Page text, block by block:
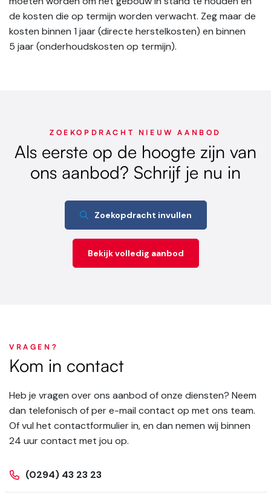
de kosten die op termijn worden verwacht. Zeg maar de
kosten binnen 1 jaar (directe herstelkosten) en binnen
5 jaar (onderhoudskosten op termijn).
ZOEKOPDRACHT NIEUW AANBOD
Als eerste op de hoogte zijn van
ons aanbod? Schrijf je nu in
Zoekopdracht invullen
Bekijk volledig aanbod
VRAGEN?
Kom in contact
Heb je vragen over ons aanbod of onze diensten? Neem
dan telefonisch of per e-mail contact op met ons team.
Of vul het contactformulier in, en dan nemen wij binnen
24 uur contact met jou op.
(0294) 43 23 23